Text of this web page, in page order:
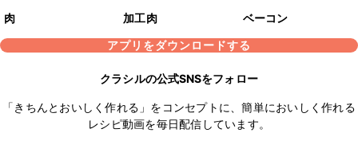
肉 加工肉
ベーコン
アプリをダウンロードする
クラシルの公式SNSをフォロー
「きちんとおいしく作れる」をコンセプトに、簡単においしく作れる
レシピ動画を毎日配信しています。